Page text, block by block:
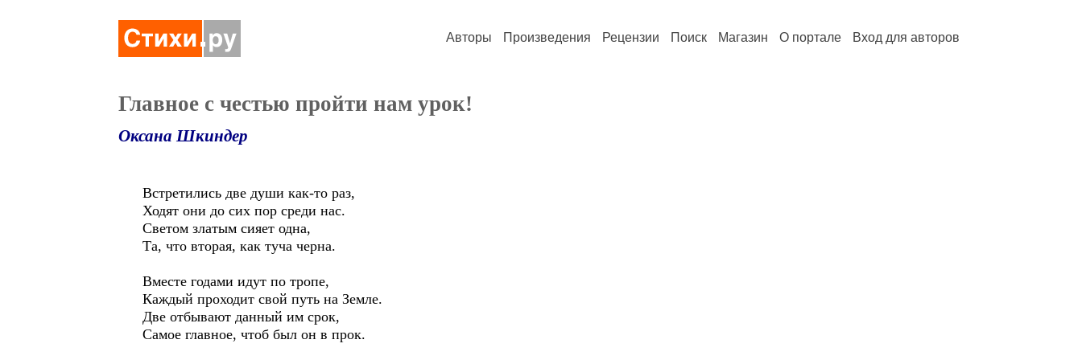
Авторы Произведения Рецензии Поиск Магазин О портале Вход для авторов
Главное с честью пройти нам урок!
Оксана Шкиндер
Встретились две души как-то раз,
Ходят они до сих пор среди нас.
Светом златым сияет одна,
Та, что вторая, как туча черна.
Вместе годами идут по тропе,
Каждый проходит свой путь на Земле.
Две отбывают данный им срок,
Самое главное, чтоб был он в прок.